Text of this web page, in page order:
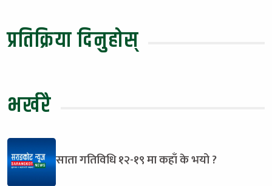
प्रतिक्रिया दिनुहोस्
भर्खरै
साता गतिविधि १२-१९ मा कहाँ के भयो ?